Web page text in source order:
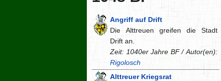
Angriff auf Drift
Die Alttreuen greifen die Stadt
Drift an.
Zeit: 1040er Jahre BF / Autor(en):
Rigolosch
Alttreuer Kriegsrat